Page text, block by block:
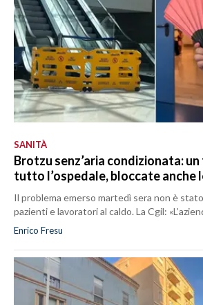
SANITÀ
Brotzu senz’aria condizionata:
tutto l’ospedale, bloccate anche
Il problema emerso martedì sera non è
pazienti e lavoratori al caldo. La Cgil:
Enrico Fresu